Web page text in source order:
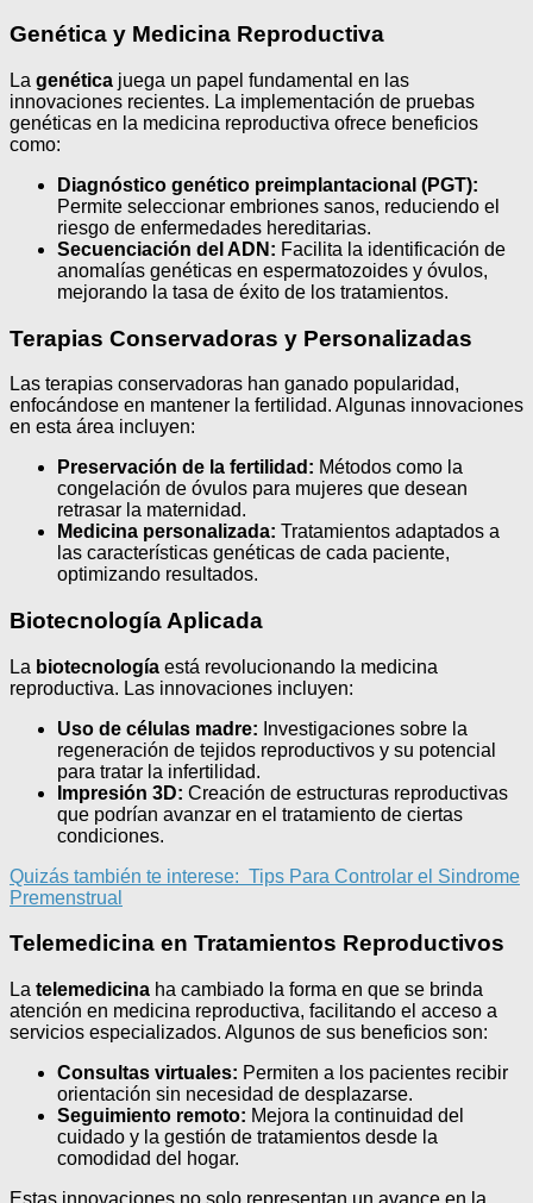
Genética y Medicina Reproductiva
La genética juega un papel fundamental en las
innovaciones recientes. La implementación de pruebas
genéticas en la medicina reproductiva ofrece beneficios
como:
Diagnóstico genético preimplantacional (PGT):
Permite seleccionar embriones sanos, reduciendo el
riesgo de enfermedades hereditarias.
Secuenciación del ADN: Facilita la identificación de
anomalías genéticas en espermatozoides y óvulos,
mejorando la tasa de éxito de los tratamientos.
Terapias Conservadoras y Personalizadas
Las terapias conservadoras han ganado popularidad,
enfocándose en mantener la fertilidad. Algunas innovaciones
en esta área incluyen:
Preservación de la fertilidad: Métodos como la
congelación de óvulos para mujeres que desean
retrasar la maternidad.
Medicina personalizada: Tratamientos adaptados a
las características genéticas de cada paciente,
optimizando resultados.
Biotecnología Aplicada
La biotecnología está revolucionando la medicina
reproductiva. Las innovaciones incluyen:
Uso de células madre: Investigaciones sobre la
regeneración de tejidos reproductivos y su potencial
para tratar la infertilidad.
Impresión 3D: Creación de estructuras reproductivas
que podrían avanzar en el tratamiento de ciertas
condiciones.
Quizás también te interese: Tips Para Controlar el Sindrome
Premenstrual
Telemedicina en Tratamientos Reproductivos
La telemedicina ha cambiado la forma en que se brinda
atención en medicina reproductiva, facilitando el acceso a
servicios especializados. Algunos de sus beneficios son:
Consultas virtuales: Permiten a los pacientes recibir
orientación sin necesidad de desplazarse.
Seguimiento remoto: Mejora la continuidad del
cuidado y la gestión de tratamientos desde la
comodidad del hogar.